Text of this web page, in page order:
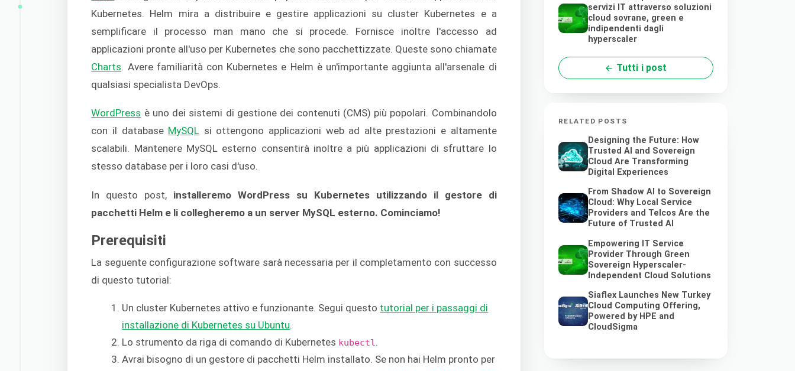
Kubernetes. Helm mira a distribuire e gestire applicazioni su cluster Kubernetes e a
semplificare il processo man mano che si procede. Fornisce inoltre l'accesso ad
applicazioni pronte all'uso per Kubernetes che sono pacchettizzate. Queste sono chiamate
Charts . Avere familiarità con Kubernetes e Helm è un'importante aggiunta all'arsenale di
qualsiasi specialista DevOps.
WordPress è uno dei sistemi di gestione dei contenuti (CMS) più popolari. Combinandolo
con il database MySQL si ottengono applicazioni web ad alte prestazioni e altamente
scalabili. Mantenere MySQL esterno consentirà inoltre a più applicazioni di sfruttare lo
stesso database per i loro casi d'uso.
In questo post, installeremo WordPress su Kubernetes utilizzando il gestore di
pacchetti Helm e li collegheremo a un server MySQL esterno. Cominciamo!
Prerequisiti
La seguente configurazione software sarà necessaria per il completamento con successo
di questo tutorial:
Un cluster Kubernetes attivo e funzionante. Segui questo tutorial per i passaggi di
installazione di Kubernetes su Ubuntu.
Lo strumento da riga di comando di Kubernetes kubectl.
Avrai bisogno di un gestore di pacchetti Helm installato. Se non hai Helm pronto per
servizi IT attraverso soluzioni
cloud sovrane, green e
indipendenti dagli
hyperscaler
Tutti i post
RELATED POSTS
Designing the Future: How
Trusted AI and Sovereign
Cloud Are Transforming
Digital Experiences
From Shadow AI to Sovereign
Cloud: Why Local Service
Providers and Telcos Are the
Future of Trusted AI
Empowering IT Service
Provider Through Green
Sovereign Hyperscaler-
Independent Cloud Solutions
Siaflex Launches New Turkey
Cloud Computing Offering,
Powered by HPE and
CloudSigma